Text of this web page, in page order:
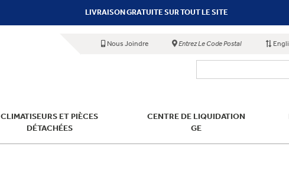
LIVRAISON GRATUITE SUR TOUT LE SITE
Nous Joindre Entrez Le Code Postal
CLIMATISEURS ET PIÈCES
DÉTACHÉES
CENTRE DE LIQUIDATION
GE